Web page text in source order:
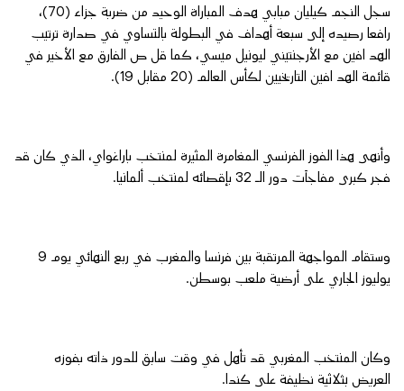
سجل النجم كيليان مبابي هدف المباراة الوحيد من ضربة جزاء (70)،
رافعا رصيده إلى سبعة أهداف في البطولة بالتساوي في صدارة ترتيب
الهد افين مع الأرجنتيني ليونيل ميسي، كما قل ص الفارق مع الأخير في
قائمة الهد افين التاريخيين لكأس العالم (20 مقابل 19).
وأنهى هذا الفوز الفرنسي المغامرة المثيرة لمنتخب باراغواي، الذي كان قد
فجر كبرى مفاجآت دور الـ 32 بإقصائه لمنتخب ألمانيا.
وستقام المواجهة المرتقبة بين فرنسا والمغرب في ربع النهائي يوم 9
يوليوز الجاري على أرضية ملعب بوسطن.
وكان المنتخب المغربي قد تأهل في وقت سابق للدور ذاته بفوزه
العريض بثلاثية نظيفة على كندا.